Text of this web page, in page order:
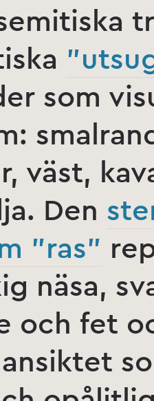
som
väst,
Den
”ras”
näsa,
och fet